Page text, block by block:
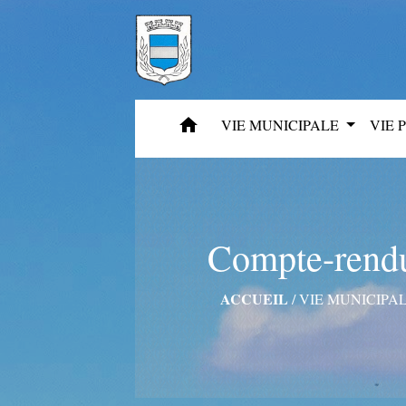
home VIE MUNICIPALE VIE
Compte-
ACCUEIL/VIE